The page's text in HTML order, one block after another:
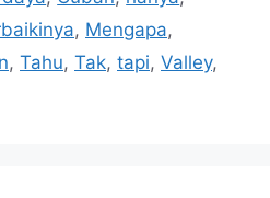
, Mengapa,
, Tahu, Tak, tapi, Valley,